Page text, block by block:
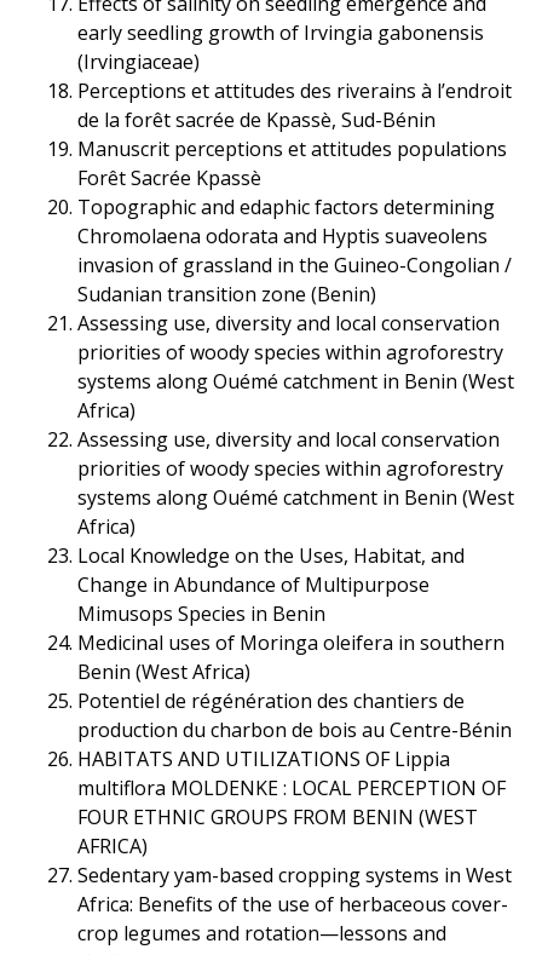
early seedling growth of Irvingia gabonensis
(Irvingiaceae)
Perceptions et attitudes des riverains à l’endroit
de la forêt sacrée de Kpassè, Sud-Bénin
Manuscrit perceptions et attitudes populations
Forêt Sacrée Kpassè
Topographic and edaphic factors determining
Chromolaena odorata and Hyptis suaveolens
invasion of grassland in the Guineo-Congolian /
Sudanian transition zone (Benin)
Assessing use, diversity and local conservation
priorities of woody species within agroforestry
systems along Ouémé catchment in Benin (West
Africa)
Assessing use, diversity and local conservation
priorities of woody species within agroforestry
systems along Ouémé catchment in Benin (West
Africa)
Local Knowledge on the Uses, Habitat, and
Change in Abundance of Multipurpose
Mimusops Species in Benin
Medicinal uses of Moringa oleifera in southern
Benin (West Africa)
Potentiel de régénération des chantiers de
production du charbon de bois au Centre-Bénin
HABITATS AND UTILIZATIONS OF Lippia
multiflora MOLDENKE : LOCAL PERCEPTION OF
FOUR ETHNIC GROUPS FROM BENIN (WEST
AFRICA)
Sedentary yam-based cropping systems in West
Africa: Benefits of the use of herbaceous cover-
crop legumes and rotation—lessons and